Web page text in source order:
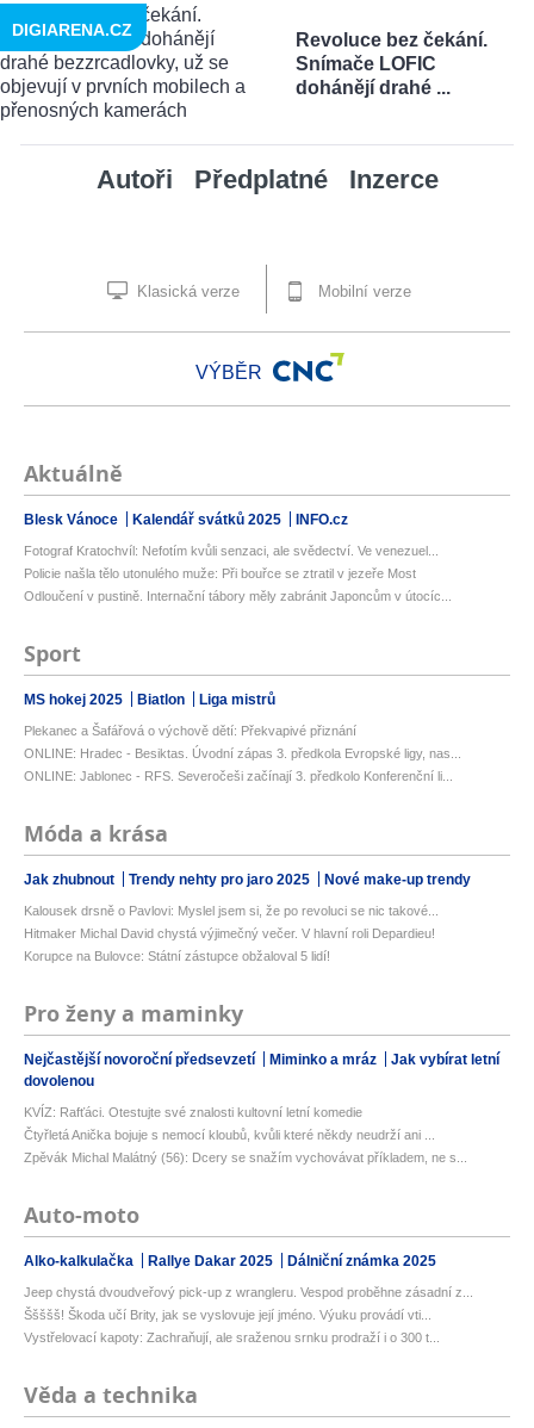
Revoluce bez čekání.
Snímače LOFIC
dohánějí drahé ...
DIGIARENA.CZ
Autoři Předplatné Inzerce
Klasická verze Mobilní verze
VÝBĚR
Aktuálně
Blesk Vánoce Kalendář svátků 2025 INFO.cz
Fotograf Kratochvíl: Nefotím kvůli senzaci, ale svědectví. Ve venezuel...
Policie našla tělo utonulého muže: Při bouřce se ztratil v jezeře Most
Odloučení v pustině. Internační tábory měly zabránit Japoncům v útocíc...
Sport
MS hokej 2025 Biatlon Liga mistrů
Plekanec a Šafářová o výchově dětí: Překvapivé přiznání
ONLINE: Hradec - Besiktas. Úvodní zápas 3. předkola Evropské ligy, nas...
ONLINE: Jablonec - RFS. Severočeši začínají 3. předkolo Konferenční li...
Móda a krása
Jak zhubnout Trendy nehty pro jaro 2025 Nové make-up trendy
Kalousek drsně o Pavlovi: Myslel jsem si, že po revoluci se nic takové...
Hitmaker Michal David chystá výjimečný večer. V hlavní roli Depardieu!
Korupce na Bulovce: Státní zástupce obžaloval 5 lidí!
Pro ženy a maminky
Nejčastější novoroční předsevzetí Miminko a mráz
Jak vybírat letní
dovolenou
KVÍZ: Rafťáci. Otestujte své znalosti kultovní letní komedie
Čtyřletá Anička bojuje s nemocí kloubů, kvůli které někdy neudrží ani ...
Zpěvák Michal Malátný (56): Dcery se snažím vychovávat příkladem, ne s...
Auto-moto
Alko-kalkulačka Rallye Dakar 2025 Dálniční známka 2025
Jeep chystá dvoudveřový pick-up z wrangleru. Vespod proběhne zásadní z...
Ššššš! Škoda učí Brity, jak se vyslovuje její jméno. Výuku provádí vti...
Vystřelovací kapoty: Zachraňují, ale sraženou srnku prodraží i o 300 t...
Věda a technika